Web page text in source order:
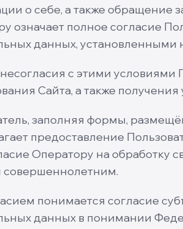
о себе, а также обращение
означает полное согласие
данных, установленными
с этими условиями
Сайта, а также получения
заполняя формы,
предоставление
Оператору на обработку
совершеннолетним.
понимается согласие
данных в понимании